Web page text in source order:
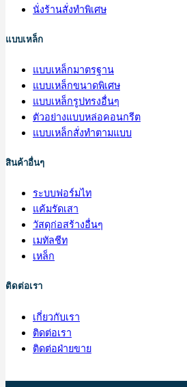
นั่งร้านสั่งทำพิเศษ
แบบเหล็ก
แบบเหล็กมาตรฐาน
แบบเหล็กขนาดพิเศษ
แบบเหล็กรูปทรงอื่นๆ
ตัวอย่างแบบหล่อคอนกรีต
แบบเหล็กสั่งทำตามแบบ
สินค้าอื่นๆ
ระบบฟอร์มไท
แค้มรัดเสา
วัสดุก่อสร้างอื่นๆ
เมทัลชีท
เหล็ก
ติดต่อเรา
เกี่ยวกับเรา
ติดต่อเรา
ติดต่อฝ่ายขาย